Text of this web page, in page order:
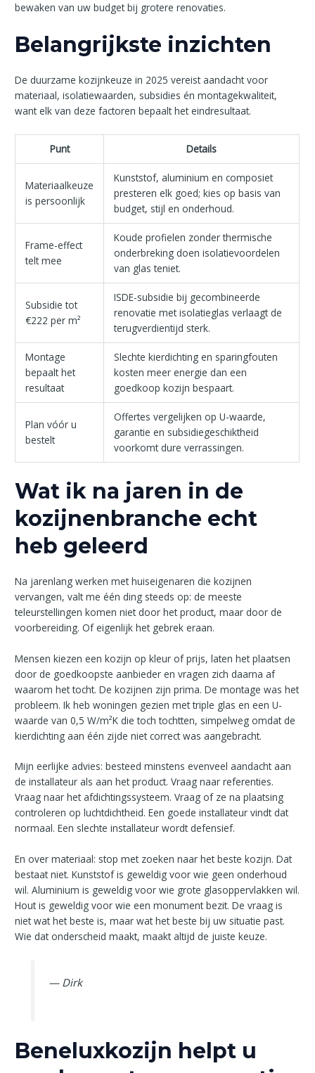
bewaken van uw budget bij grotere renovaties.
Belangrijkste inzichten
De duurzame kozijnkeuze in 2025 vereist aandacht voor
materiaal, isolatiewaarden, subsidies én montagekwaliteit,
want elk van deze factoren bepaalt het eindresultaat.
Punt Details
Materiaalkeuze
is persoonlijk
Kunststof, aluminium en composiet
presteren elk goed; kies op basis van
budget, stijl en onderhoud.
Frame-effect
telt mee
Koude profielen zonder thermische
onderbreking doen isolatievoordelen
van glas teniet.
Subsidie tot
€222 per m²
ISDE-subsidie bij gecombineerde
renovatie met isolatieglas verlaagt de
terugverdientijd sterk.
Montage
bepaalt het
resultaat
Slechte kierdichting en sparingfouten
kosten meer energie dan een
goedkoop kozijn bespaart.
Plan vóór u
bestelt
Offertes vergelijken op U-waarde,
garantie en subsidiegeschiktheid
voorkomt dure verrassingen.
Wat ik na jaren in de
kozijnenbranche echt
heb geleerd
Na jarenlang werken met huiseigenaren die kozijnen
vervangen, valt me één ding steeds op: de meeste
teleurstellingen komen niet door het product, maar door de
voorbereiding. Of eigenlijk het gebrek eraan.
Mensen kiezen een kozijn op kleur of prijs, laten het plaatsen
door de goedkoopste aanbieder en vragen zich daarna af
waarom het tocht. De kozijnen zijn prima. De montage was het
probleem. Ik heb woningen gezien met triple glas en een U-
waarde van 0,5 W/m²K die toch tochtten, simpelweg omdat de
kierdichting aan één zijde niet correct was aangebracht.
Mijn eerlijke advies: besteed minstens evenveel aandacht aan
de installateur als aan het product. Vraag naar referenties.
Vraag naar het afdichtingssysteem. Vraag of ze na plaatsing
controleren op luchtdichtheid. Een goede installateur vindt dat
normaal. Een slechte installateur wordt defensief.
En over materiaal: stop met zoeken naar het beste kozijn. Dat
bestaat niet. Kunststof is geweldig voor wie geen onderhoud
wil. Aluminium is geweldig voor wie grote glasoppervlakken wil.
Hout is geweldig voor wie een monument bezit. De vraag is
niet wat het beste is, maar wat het beste bij uw situatie past.
Wie dat onderscheid maakt, maakt altijd de juiste keuze.
— Dirk
Beneluxkozijn helpt u